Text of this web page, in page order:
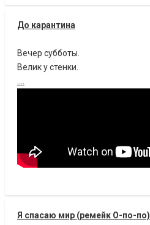
До карантина
Вечер субботы.
Велик у стенки.
Я спасаю мир (ремейк О-по-по)